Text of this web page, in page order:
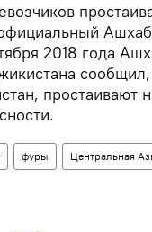
2018 года
простаивают
фуры Центральная